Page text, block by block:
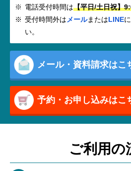
電話受付時間は【平日/土日祝】
受付時間外は メールまたはLINE
い。
メール・資料請求はこ
予約・お申し込みはこ
ご利用の